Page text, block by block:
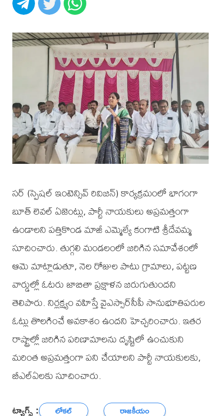
సర్ (స్పెషల్ ఇంటెన్సివ్ రివిజన్) కార్యక్రమంలో భాగంగా
బూత్ లెవల్ ఏజెంట్లు, పార్టీ నాయకులు అప్రమత్తంగా
ఉండాలని పత్తికొండ మాజీ ఎమ్మెల్యే కంగాటి శ్రీదేవమ్మ
సూచించారు. తుగ్గలి మండలంలో జరిగిన సమావేశంలో
ఆమె మాట్లాడుతూ, నెల రోజుల పాటు గ్రామాలు, పట్టణ
వార్డుల్లో ఓటరు జాబితా ప్రక్షాళన జరుగుతుందని
తెలిపారు. నిర్లక్ష్యం వహిస్తే వైఎస్సార్‌సీపీ సానుభూతిపరుల
ఓట్లు తొలగించే అవకాశం ఉందని హెచ్చరించారు. ఇతర
రాష్ట్రాల్లో జరిగిన పరిణామాలను దృష్టిలో ఉంచుకుని
మరింత అప్రమత్తంగా పని చేయాలని పార్టీ నాయకులకు,
బీఎల్‌ఏలకు సూచించారు.
ట్యాగ్స్ : లోకల్ రాజకీయం